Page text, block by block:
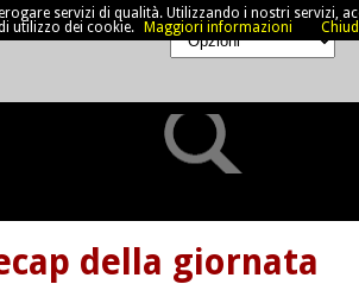
della giornata
servizi di qualità. Utilizzando i nostri servizi,
utilizzo dei cookie.
Maggiori informazioni